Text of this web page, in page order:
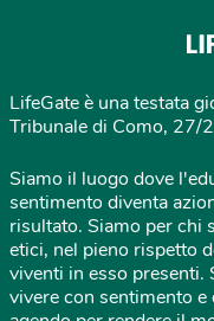
LifeGate è una testata
Tribunale di Como, 27/
Siamo il luogo dove
sentimento diventa
risultato. Siamo per chi
etici, nel pieno rispetto
viventi in esso presenti.
vivere con sentimento